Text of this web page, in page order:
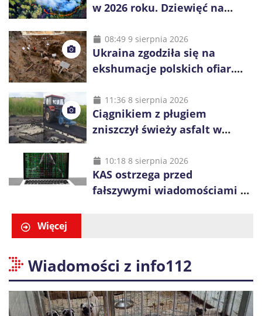
w 2026 roku. Dziewięć na
08:49 9 sierpnia 2026
Ukraina zgodziła się na
ekshumacje polskich ofiar.
i Ugły
11:36 8 sierpnia 2026
Ciągnikiem z pługiem
zniszczył świeży asfalt w
60-latka
10:18 8 sierpnia 2026
KAS ostrzega przed
fałszywymi wiadomościami o
Więcej
Wiadomości z info112